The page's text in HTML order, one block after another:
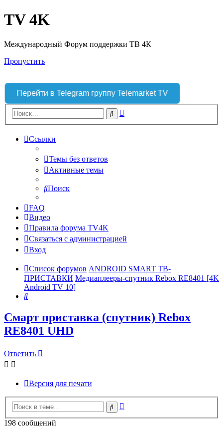
TV 4K
Международный Форум поддержки ТВ 4К
Пропустить
Перейти в Telegram группу Telemarket TV
Поиск
Ссылки
Темы без ответов
Активные темы
Поиск
FAQ
Видео
Правила форума TV4K
Связаться с администрацией
Вход
Список форумов ANDROID SMART ТВ-
ПРИСТАВКИ Медиаплееры-спутник Rebox RE8401 [4K
Android TV 10]
Поиск
Смарт приставка (спутник) Rebox
RE8401 UHD
Ответить
Версия для печати
Поиск
198 сообщений